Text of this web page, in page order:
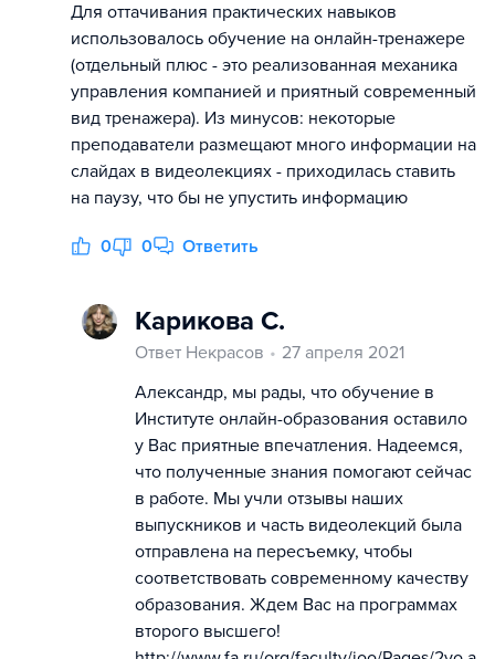
Для оттачивания практических навыков
использовалось обучение на онлайн-тренажере
(отдельный плюс - это реализованная механика
управления компанией и приятный современный
вид тренажера). Из минусов: некоторые
преподаватели размещают много информации на
слайдах в видеолекциях - приходилась ставить
на паузу, что бы не упустить информацию
0 0 Ответить
Карикова С.
Ответ Некрасов
27 апреля 2021
Александр, мы рады, что обучение в
Институте онлайн-образования оставило
у Вас приятные впечатления. Надеемся,
что полученные знания помогают сейчас
в работе. Мы учли отзывы наших
выпускников и часть видеолекций была
отправлена на пересъемку, чтобы
соответствовать современному качеству
образования. Ждем Вас на программах
второго высшего!